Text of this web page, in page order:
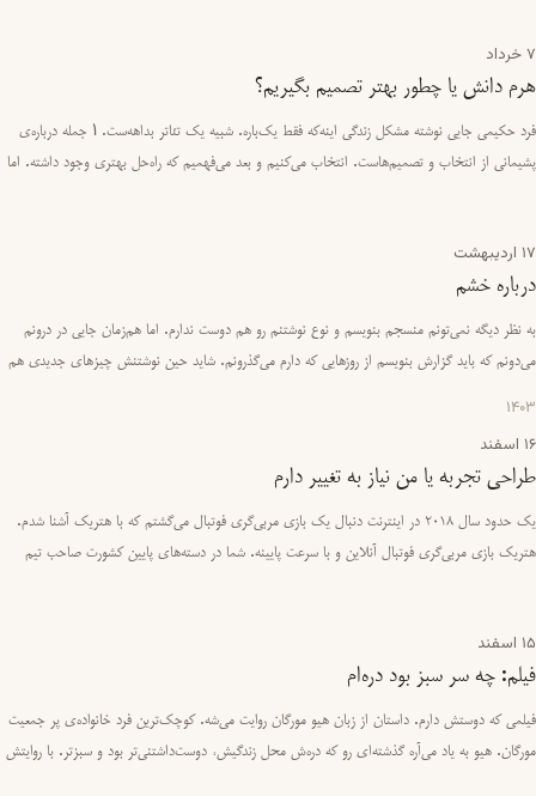
7 خرداد
هرم دانش یا چطور بهتر تصمیم بگیریم؟
فرد حکیمی جایی نوشته مشکل زندگی اینه‌که فقط یک‌باره. شبیه یک تئاتر بداهه‌ست. 1 جمله درباره‌ی
پشیمانی از انتخاب‌ و تصمیم‌هاست. انتخاب می‌کنیم و بعد می‌فهمیم که راه‌حل بهتری وجود داشته. اما
17 اردیبهشت
درباره خشم
به نظر دیگه نمی‌تونم منسجم بنویسم و نوع نوشتنم رو هم دوست ندارم. اما هم‌زمان جایی در درونم
می‌دونم که باید گزارش بنویسم از روزهایی که دارم می‌گذرونم. شاید حین نوشتنش چیزهای جدیدی هم
1403
16 اسفند
طراحی تجربه یا من نیاز به تغییر دارم
یک حدود سال ۲۰۱۸ در اینترنت دنبال یک بازی مربی‌گری فوتبال می‌گشتم که با هتریک آشنا شدم.
هتریک بازی مربی‌گری فوتبال آنلاین و با سرعت پایینه. شما در دسته‌های پایین کشورت صاحب تیم
15 اسفند
فیلم: چه سر سبز بود دره‌ام
فیلمی که دوستش دارم. داستان از زبان هیو مورگان روایت می‌شه. کوچک‌ترین فرد خانواده‌ی پر جمعیت
مورگان. هیو به یاد می‌آره گذشته‌ای رو که دره‌ش محل زندگیش، دوست‌داشتنی‌تر بود و سبزتر. با روایتش